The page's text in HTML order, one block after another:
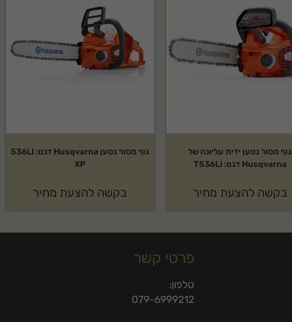
גוף מסור נטען ידית עליונה של
Husqvarna דגם: T536LI
בקשה להצעת מחיר
גוף מסור נטען Husqvarna דגם: 536LI
XP
בקשה להצעת מחיר
פרטי קשר
טלפון:
079-6999212